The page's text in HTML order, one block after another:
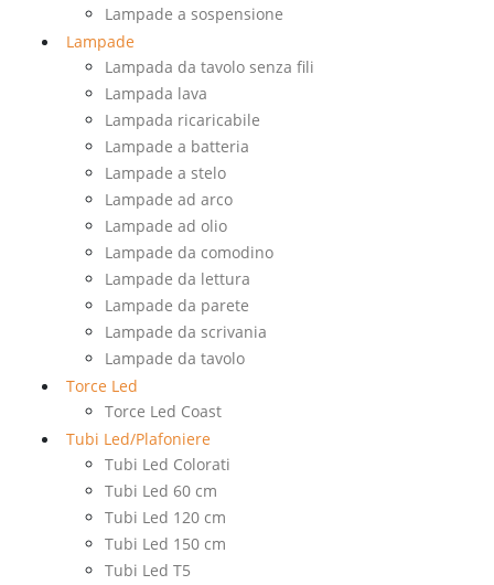
Lampade a sospensione
Lampade
Lampada da tavolo senza fili
Lampada lava
Lampada ricaricabile
Lampade a batteria
Lampade a stelo
Lampade ad arco
Lampade ad olio
Lampade da comodino
Lampade da lettura
Lampade da parete
Lampade da scrivania
Lampade da tavolo
Torce Led
Torce Led Coast
Tubi Led/Plafoniere
Tubi Led Colorati
Tubi Led 60 cm
Tubi Led 120 cm
Tubi Led 150 cm
Tubi Led T5